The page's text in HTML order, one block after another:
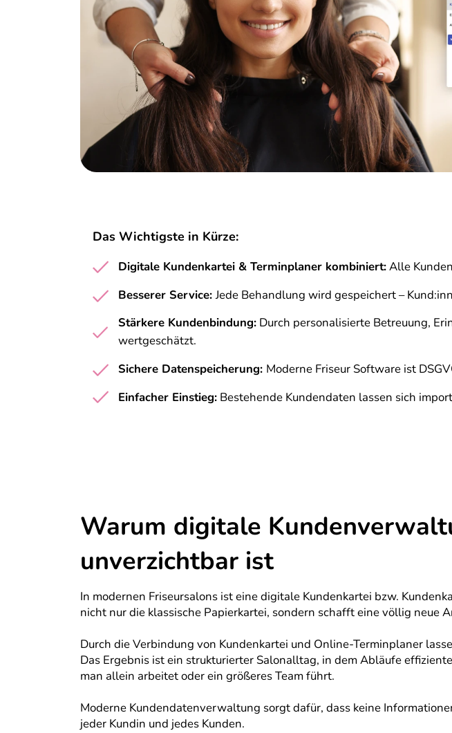
Das Wichtigste in Kürze:
Digitale Kundenkartei & Terminplaner kombiniert:Alle
Besserer Service:Jede Behandlung wird gespeichert –
Stärkere Kundenbindung:Durch personalisierte Betreuung,
wertgeschätzt.
Sichere Datenspeicherung: Moderne Friseur Software ist
Einfacher Einstieg: Bestehende Kundendaten lassen sich
Warum digitale
unverzichtbar ist
In modernen Friseursalons ist eine digitale Kundenkartei bzw.
nicht nur die klassische Papierkartei, sondern schafft eine völlig neue
Durch die Verbindung von Kundenkartei und Online-Terminplaner
Das Ergebnis ist ein strukturierter Salonalltag, in dem Abläufe
man allein arbeitet oder ein größeres Team führt.
Moderne Kundendatenverwaltung sorgt dafür, dass keine
jeder Kundin und jedes Kunden.